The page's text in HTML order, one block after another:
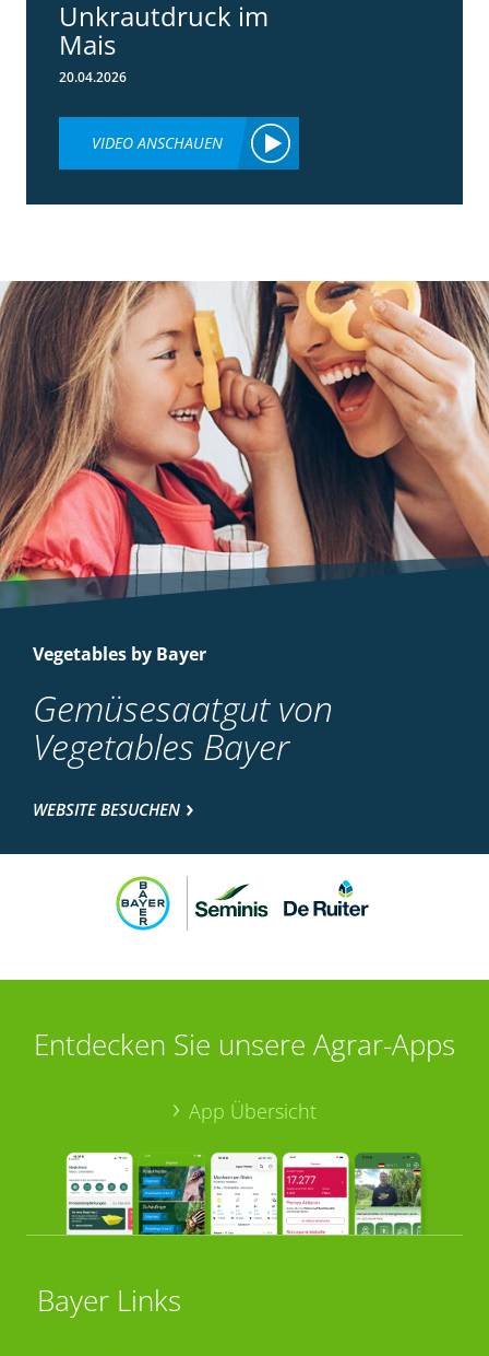
Unkrautdruck im
Mais
20.04.2026
VIDEO ANSCHAUEN
Vegetables by Bayer
Gemüsesaatgut von
Vegetables Bayer
WEBSITE BESUCHEN
Entdecken Sie unsere Agrar-Apps
App Übersicht
Bayer Links